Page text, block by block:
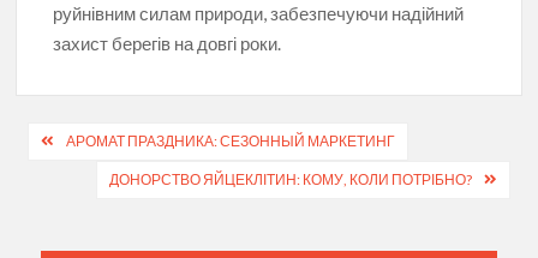
руйнівним силам природи, забезпечуючи надійний
захист берегів на довгі роки.
Навігація
записів
АРОМАТ ПРАЗДНИКА: СЕЗОННЫЙ МАРКЕТИНГ
ДОНОРСТВО ЯЙЦЕКЛІТИН: КОМУ, КОЛИ ПОТРІБНО?